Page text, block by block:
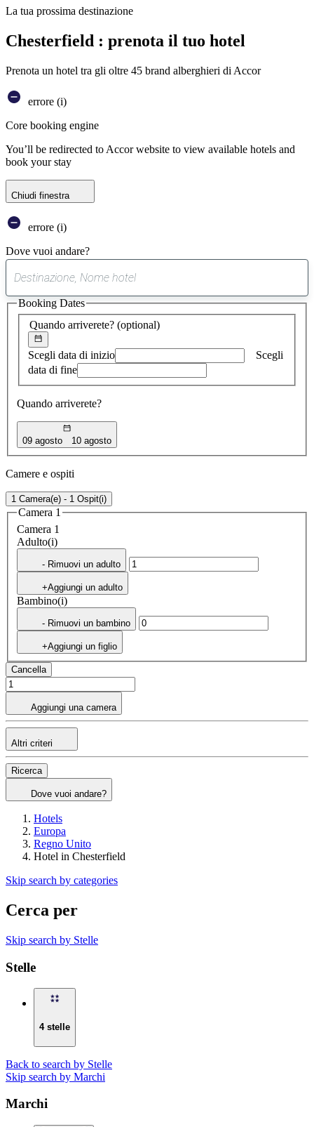
La tua prossima destinazione
Chesterfield : prenota il tuo hotel
Prenota un hotel tra gli oltre 45 brand alberghieri di Accor
errore (i)
Core booking engine
You’ll be redirected to Accor website to view available hotels and
book your stay
Chiudi finestra
errore (i)
Dove vuoi andare?
suggerimento
trovato
Quando arriverete? (optional)
Scegli data di inizio
Scegli
data di fine
Quando arriverete?
09 agosto 10 agosto
Booking Dates
Camere e ospiti
1 Camera(e) - 1 Ospit(i)
Camera 1
Camera 1
Adulto(i)
- Rimuovi un adulto
+Aggiungi un adulto
Bambino(i)
- Rimuovi un bambino
+Aggiungi un figlio
Cancella
Aggiungi una camera
Altri criteri
Ricerca
Dove vuoi andare?
Hotels
Europa
Regno Unito
Hotel in Chesterfield
Skip search by categories
Cerca per
Skip search by Stelle
Stelle
4 stelle
Back to search by Stelle
Skip search by Marchi
Marchi